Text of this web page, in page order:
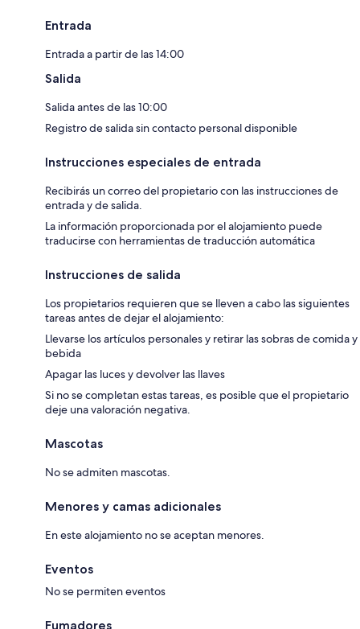
Entrada
Entrada a partir de las 14:00
Salida
Salida antes de las 10:00
Registro de salida sin contacto personal disponible
Instrucciones especiales de entrada
Recibirás un correo del propietario con las instrucciones de
entrada y de salida.
La información proporcionada por el alojamiento puede
traducirse con herramientas de traducción automática
Instrucciones de salida
Los propietarios requieren que se lleven a cabo las siguientes
tareas antes de dejar el alojamiento:
Llevarse los artículos personales y retirar las sobras de comida y
bebida
Apagar las luces y devolver las llaves
Si no se completan estas tareas, es posible que el propietario
deje una valoración negativa.
Mascotas
No se admiten mascotas.
Menores y camas adicionales
En este alojamiento no se aceptan menores.
Eventos
No se permiten eventos
Fumadores